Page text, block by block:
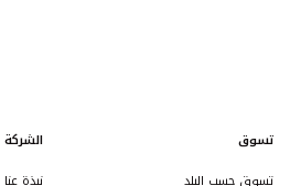
تسوق
تسوق حسب البلد
الشركة
نبذة عنا